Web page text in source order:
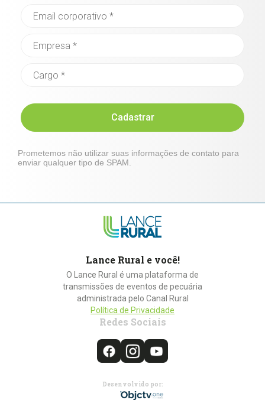
Cadastrar
Prometemos não utilizar suas informações de contato para
enviar qualquer tipo de SPAM.
Lance Rural e você!
O Lance Rural é uma plataforma de
transmissões de eventos de pecuária
administrada pelo Canal Rural
Política de Privacidade
Redes Sociais
Desenvolvido por: